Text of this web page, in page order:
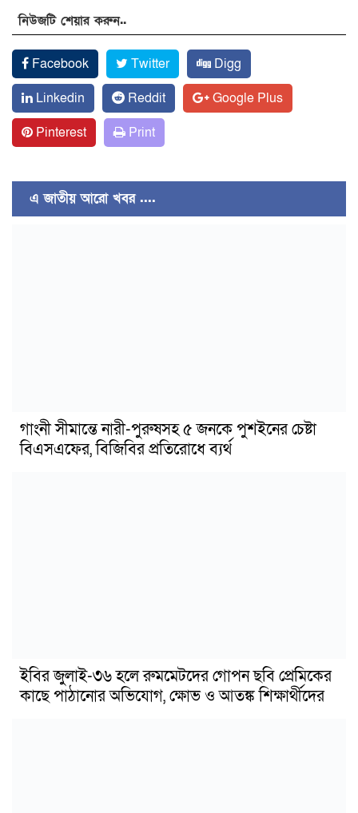
নিউজটি শেয়ার করুন..
Facebook Twitter
Digg
Linkedin
Reddit
Google Plus
Pinterest
Print
এ জাতীয় আরো খবর ....
গাংনী সীমান্তে নারী-পুরুষসহ ৫ জনকে পুশইনের চেষ্টা
বিএসএফের, বিজিবির প্রতিরোধে ব্যর্থ
ইবির জুলাই-৩৬ হলে রুমমেটদের গোপন ছবি প্রেমিকের
কাছে পাঠানোর অভিযোগ, ক্ষোভ ও আতঙ্ক শিক্ষার্থীদের